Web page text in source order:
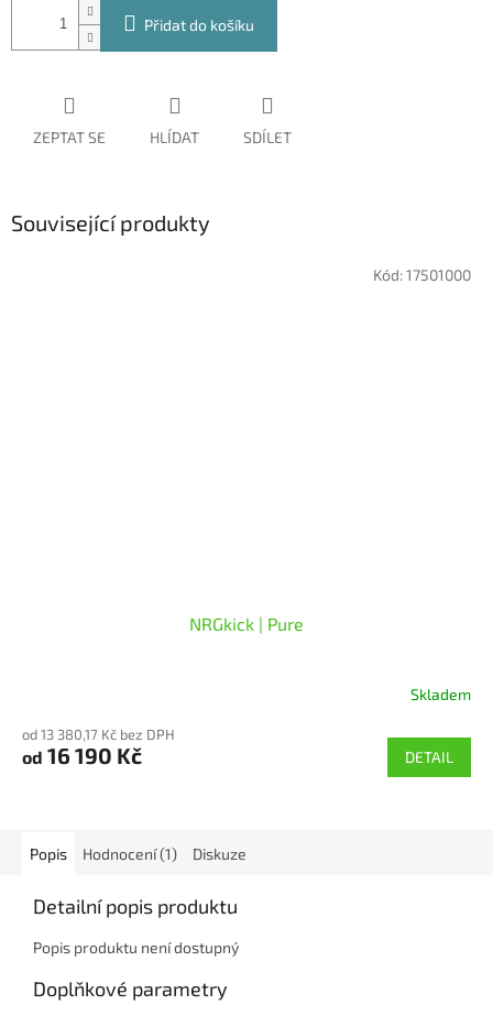
Přidat do košíku
ZEPTAT SE HLÍDAT SDÍLET
Související produkty
NRGkick | Pure
produktu
je
Skladem
od 13 380,17 Kč bez DPH
od 16 190 Kč DETAIL
Kód:17501000
Popis Hodnocení (1) Diskuze
Detailní popis produktu
Popis produktu není dostupný
Doplňkové parametry